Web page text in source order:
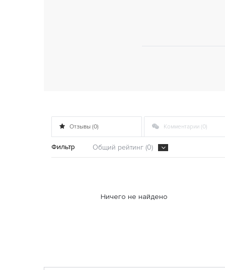
Отзывы (0) Комментарии (0)
Фильтр Общий рейтинг (0)
Ничего не найдено